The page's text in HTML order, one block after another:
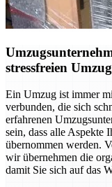
stressfreien
Ein Umzug ist immer
verbunden, die sich
erfahrenen
sein, dass alle Aspekte
übernommen werden.
wir übernehmen die
damit Sie sich auf das